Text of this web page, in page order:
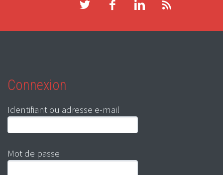
Connexion
Identifiant ou adresse e-mail
Mot de passe